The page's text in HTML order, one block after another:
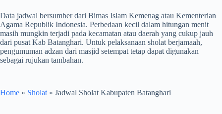
Data jadwal bersumber dari Bimas Islam Kemenag atau Kementerian
Agama Republik Indonesia. Perbedaan kecil dalam hitungan menit
masih mungkin terjadi pada kecamatan atau daerah yang cukup jauh
dari pusat Kab Batanghari. Untuk pelaksanaan sholat berjamaah,
pengumuman adzan dari masjid setempat tetap dapat digunakan
sebagai rujukan tambahan.
Home » Sholat » Jadwal Sholat Kabupaten Batanghari